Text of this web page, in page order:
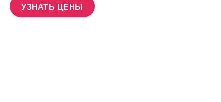
УЗНАТЬ ЦЕНЫ